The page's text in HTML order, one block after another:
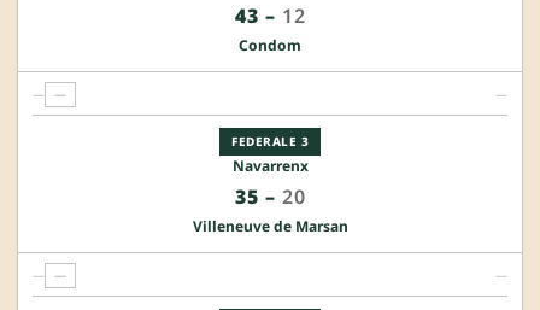
43 – 12
Condom
FEDERALE 3
Navarrenx
35 – 20
Villeneuve de Marsan
— — —
— — —